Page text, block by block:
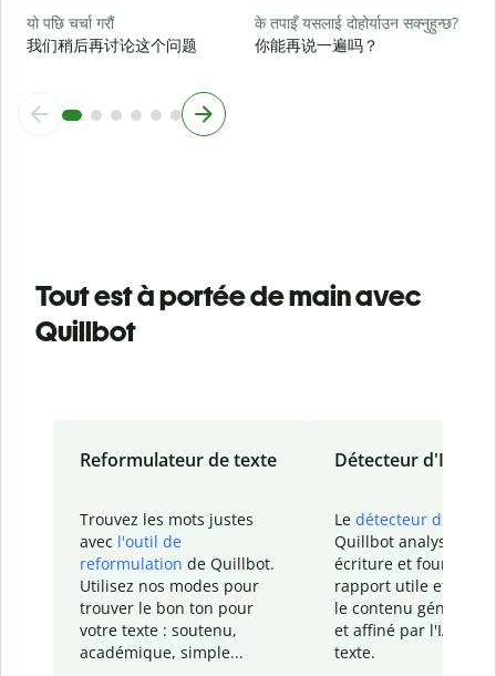
यो पछि चर्चा गरौं
我们稍后再讨论这个问题
के तपाइँ यसलाई दोहोर्याउन सक्नुहुन्छ?
你能再说一遍吗？
Tout est à portée de main avec
Quillbot
Reformulateur de texte
Trouvez les mots justes
avec l'outil de
reformulation de Quillbot.
Utilisez nos modes pour
trouver le bon ton pour
votre texte : soutenu,
académique, simple...
Détecteur d'IA
Le détecteur d'IA
Quillbot analyse votre
écriture et fournit un
rapport utile et
le contenu généré
et affiné par l'IA
texte.